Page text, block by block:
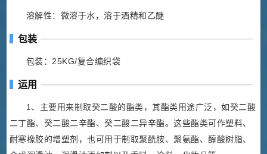
溶解性：微溶于水，溶于酒精和乙醚
包装
包装：25KG/复合编织袋
运用
1、主要用来制取癸二酸的酯类，其酯类用途广泛，如癸二酸
二丁酯、癸二酸二辛酯、癸二酸二异辛酯。这些酯类可作塑料、
耐寒橡胶的增塑剂，也可用于制取聚酰胺、聚氨酯、醇酸树脂、